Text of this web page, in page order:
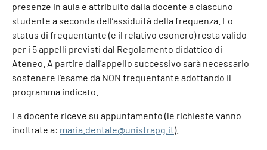
presenze in aula e attribuito dalla docente a ciascuno
studente a seconda dell’assiduità della frequenza. Lo
status di frequentante (e il relativo esonero) resta valido
per i 5 appelli previsti dal Regolamento didattico di
Ateneo. A partire dall’appello successivo sarà necessario
sostenere l’esame da NON frequentante adottando il
programma indicato.
La docente riceve su appuntamento (le richieste vanno
inoltrate a: maria.dentale@unistrapg.it).